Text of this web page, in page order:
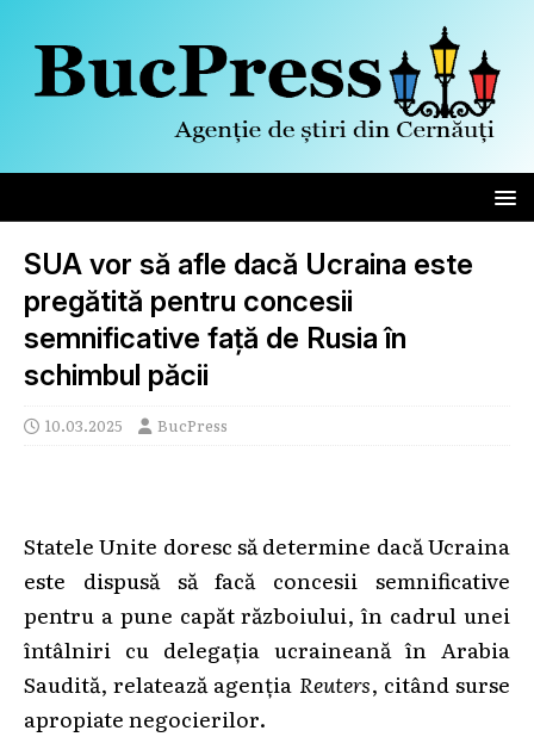
SUA vor să afle dacă Ucraina este
pregătită pentru concesii
semnificative față de Rusia în
schimbul păcii
10.03.2025 BucPress
Statele Unite doresc să determine dacă Ucraina
este dispusă să facă concesii semnificative
pentru a pune capăt războiului, în cadrul unei
întâlniri cu delegația ucraineană în Arabia
Saudită, relatează agenția Reuters, citând surse
apropiate negocierilor.